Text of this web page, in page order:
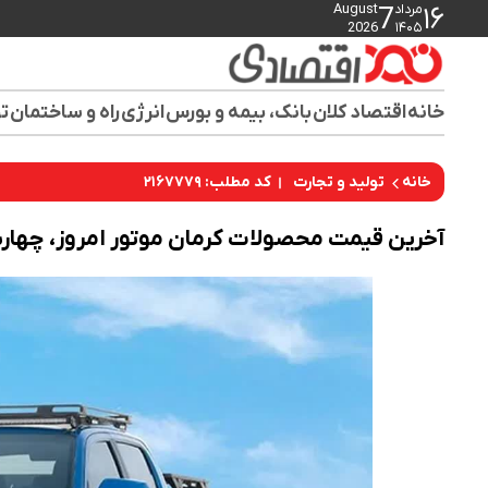
۱۶مرداد
۱۴۰۵7
August
2026
خانهاقتصاد کلانبانک، بیمه و بورسانرژیراه و ساختمان
خانه تولید و تجارت کد مطلب: ۲۱۶۷۷۷۹
آخرین قیمت محصولات کرمان موتور امروز، چهارشنبه 3